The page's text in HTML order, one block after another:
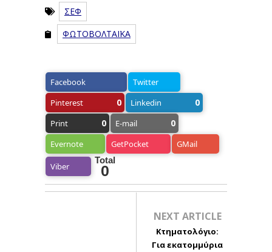
ΣΕΦ
ΦΩΤΟΒΟΛΤΑΪΚΑ
Facebook
Twitter
Pinterest
0 Linkedin 0
Print 0 E-mail 0
Evernote GetPocket GMail
Viber
Total
0
NEXT ARTICLE
Κτηματολόγιο:
Για εκατομμύρια